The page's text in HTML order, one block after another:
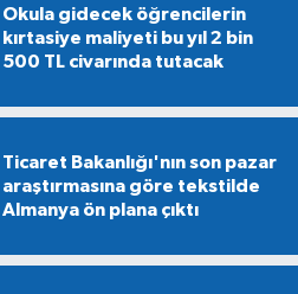
Okula gidecek öğrencilerin
kırtasiye maliyeti bu yıl 2 bin
500 TL civarında tutacak
Ticaret Bakanlığı'nın son pazar
araştırmasına göre tekstilde
Almanya ön plana çıktı